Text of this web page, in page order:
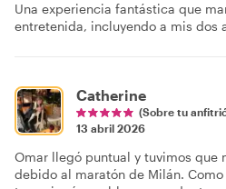
Una experiencia fantástica que
entretenida, incluyendo a mis dos
Catherine
(Sobre tu
13 abril 2026
Omar llegó puntual y tuvimos que
debido al maratón de Milán.